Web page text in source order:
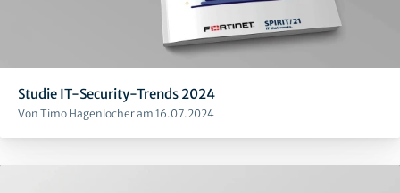
Studie IT-Security-Trends 2024
Von Timo Hagenlocher am 16.07.2024